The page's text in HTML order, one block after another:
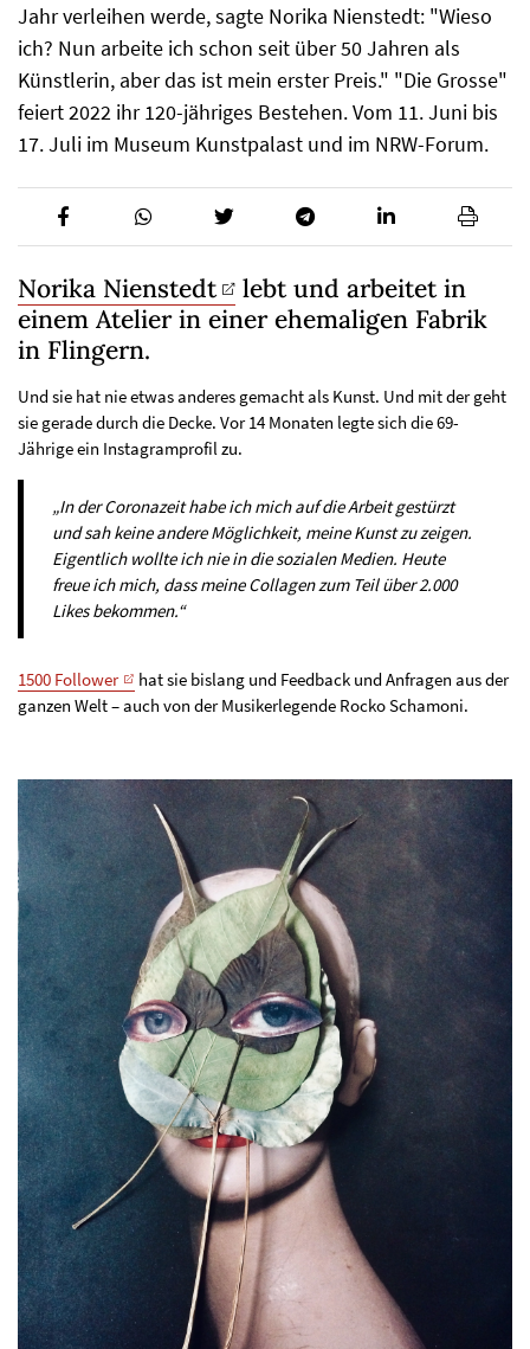
Jahr verleihen werde, sagte Norika Nienstedt: "Wieso
ich? Nun arbeite ich schon seit über 50 Jahren als
Künstlerin, aber das ist mein erster Preis." "Die Grosse"
feiert 2022 ihr 120-jähriges Bestehen. Vom 11. Juni bis
17. Juli im Museum Kunstpalast und im NRW-Forum.
Norika Nienstedt lebt und arbeitet in
einem Atelier in einer ehemaligen Fabrik
in Flingern.
Und sie hat nie etwas anderes gemacht als Kunst. Und mit der geht
sie gerade durch die Decke. Vor 14 Monaten legte sich die 69-
Jährige ein Instagramprofil zu.
„In der Coronazeit habe ich mich auf die Arbeit gestürzt
und sah keine andere Möglichkeit, meine Kunst zu zeigen.
Eigentlich wollte ich nie in die sozialen Medien. Heute
freue ich mich, dass meine Collagen zum Teil über 2.000
Likes bekommen.“
1500 Follower
hat sie bislang und Feedback und Anfragen aus der
ganzen Welt – auch von der Musikerlegende Rocko Schamoni.